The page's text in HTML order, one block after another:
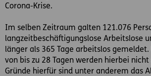
Corona-Krise.
Im selben Zeitraum galten 121.076
langzeitbeschäftigungslose Arbeitslose
länger als 365 Tage arbeitslos
von bis zu 28 Tagen werden hierbei
Gründe hierfür sind unter anderem das